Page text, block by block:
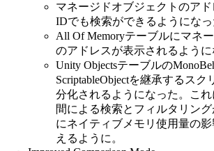
マネージドオブジェクトのア
IDでも検索ができるようになっ
All Of Memoryテーブルにマネ
のアドレスが表示されるように
Unity Objectsテーブルの
ScriptableObjectを継承するス
分化されるようになった。こ
間による検索とフィルタリン
にネイティブメモリ使用量の
えるように。